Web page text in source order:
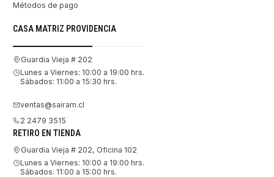
Métodos de pago
CASA MATRIZ PROVIDENCIA
Guardia Vieja # 202
Lunes a Viernes: 10:00 a 19:00 hrs.
Sábados: 11:00 a 15:30 hrs.
ventas@sairam.cl
2 2479 3515
RETIRO EN TIENDA
Guardia Vieja # 202, Oficina 102
Lunes a Viernes: 10:00 a 19:00 hrs.
Sábados: 11:00 a 15:00 hrs.